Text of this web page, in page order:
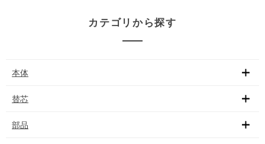
カテゴリから探す
本体
替芯
部品